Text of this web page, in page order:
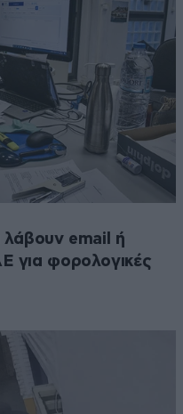
λάβουν email ή
για φορολογικές